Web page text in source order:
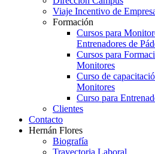
Viaje Incentivo de
Formación
Cursos para
Entrenadores de
Cursos para
Monitores
Curso de
Monitores
Curso para
Clientes
Contacto
Hernán Flores
Biografía
Trayectoria Laboral